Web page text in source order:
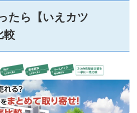
たら【いえカツ
較